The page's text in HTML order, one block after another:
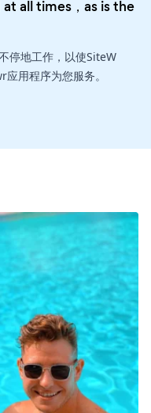
all times，as is the
停地工作，以使SiteW
用程序为您服务。